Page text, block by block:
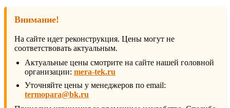
Внимание!
На сайте идет реконструкция. Цены могут не
соответствовать актуальным.
Актуальные цены смотрите на сайте нашей головной
организации: mera-tek.ru
Уточняйте цены у менеджеров по email:
termopara@bk.ru